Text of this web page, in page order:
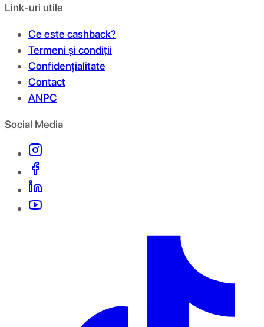
Link-uri utile
Ce este cashback?
Termeni și condiții
Confidențialitate
Contact
ANPC
Social Media